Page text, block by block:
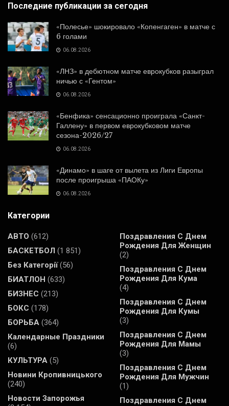
Последние публикации за сегодня
«Полесье» шокировало «Копенгаген» в матче с
6 голами
06.08.2026
«ЛНЗ» в дебютном матче еврокубков разыграл
ничью с «Гентом»
06.08.2026
«Бенфика» сенсационно проиграла «Санкт-
Галлену» в первом еврокубковом матче
сезона-2026/27
06.08.2026
«Динамо» в шаге от вылета из Лиги Европы
после проигрыша «ПАОКу»
06.08.2026
Категории
АВТО (612)
БАСКЕТБОЛ (1 851)
Без Категорії(56)
БИАТЛОН (633)
БИЗНЕС (213)
БОКС (178)
БОРЬБА (364)
Календарные Праздники
(6)
КУЛЬТУРА (5)
Новини Кропивницького
(240)
Новости Запорожья
Поздравления С Днем
Рождения Для Женщин
(2)
Поздравления С Днем
Рождения Для Кума
(4)
Поздравления С Днем
Рождения Для Кумы
(3)
Поздравления С Днем
Рождения Для Мамы
(3)
Поздравления С Днем
Рождения Для Мужчин
(1)
Поздравления С Днем